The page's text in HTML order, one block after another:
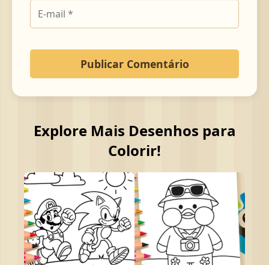
Explore Mais Desenhos para
Colorir!